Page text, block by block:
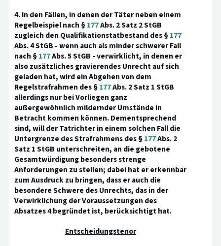
4. In den Fällen, in denen der Täter neben einem
Regelbeispiel nach §177Abs. 2 Satz 2 StGB
zugleich den Qualifikationstatbestand des §177
Abs. 4 StGB - wenn auch als minder schwerer Fall
nach §177Abs. 5 StGB - verwirklicht, in denen er
also zusätzliches gravierendes Unrecht auf sich
geladen hat, wird ein Abgehen von dem
Regelstrafrahmen des §177Abs. 2 Satz 1 StGB
allerdings nur bei Vorliegen ganz
außergewöhnlich mildernder Umstände in
Betracht kommen können. Dementsprechend
sind, will der Tatrichter in einem solchen Fall die
Untergrenze des Strafrahmens des §177Abs. 2
Satz 1 StGB unterschreiten, an die gebotene
Gesamtwürdigung besonders strenge
Anforderungen zu stellen; dabei hat er erkennbar
zum Ausdruck zu bringen, dass er auch die
besondere Schwere des Unrechts, das in der
Verwirklichung der Voraussetzungen des
Absatzes 4 begründet ist, berücksichtigt hat.
Entscheidungstenor